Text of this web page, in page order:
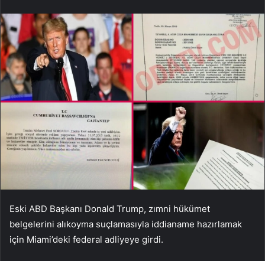
Eski ABD Başkanı Donald Trump, zımni hükümet
belgelerini alıkoyma suçlamasıyla iddianame hazırlamak
için Miami’deki federal adliyeye girdi.